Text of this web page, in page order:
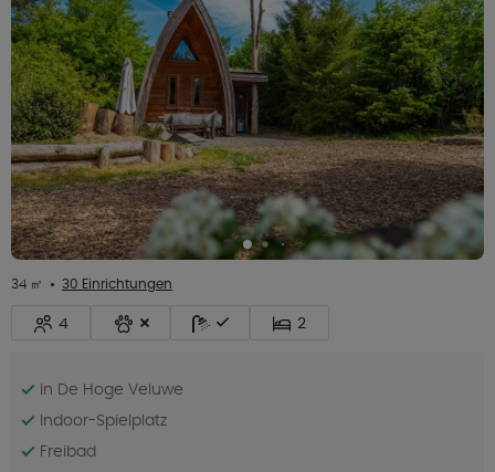
34 ㎡ 30 Einrichtungen
4 2
In De Hoge Veluwe
Indoor-Spielplatz
Freibad